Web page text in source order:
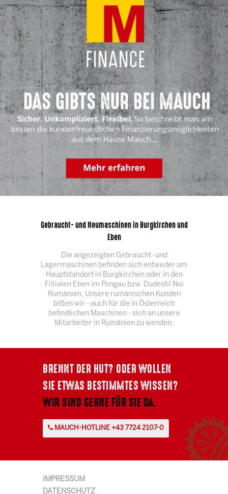
Gebraucht- und Neumaschinen in Burgkirchen und
Eben
Die angezeigten Gebraucht- und
Lagermaschinen befinden sich entweder am
Hauptstandort in Burgkirchen oder in den
Fillialen Eben im Pongau bzw. Dudestil Noi
Rumänien. Unsere rumänischen Kunden
bitten wir - auch für die in Österreich
befindlichen Maschinen - sich an unsere
Mitarbeiter in Rumänien zu wenden.
BRENNT DER HUT? ODER WOLLEN
SIE ETWAS BESTIMMTES WISSEN?
WIR SIND GERNE FÜR SIE DA.
MAUCH-HOTLINE +43 7724 2107-0
IMPRESSUM
DATENSCHUTZ